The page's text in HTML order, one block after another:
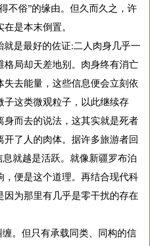
不俗”的缘由。但久而久之，许
是本末倒置。
就是最好的佐证:二人肉身几乎一
局却天差地别。肉身终有消亡
去能量，这些信息便会立刻依
子这类微观粒子，以此继续存
而去的说法，这其实就是死者
了人的肉体。据许多旅游者回
就越是活跃。就像新疆罗布泊
便是这个道理。再结合现代科
为那里有几乎是零干扰的存在
。但只有承载同类、同构的信